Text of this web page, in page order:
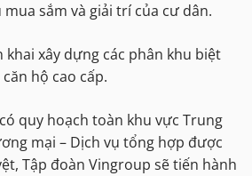
mua sắm và giải trí của cư dân.
khai xây dựng các phân khu biệt
hộ cao cấp.
quy hoạch toàn khu vực Trung
mại – Dịch vụ tổng hợp được
Tập đoàn Vingroup sẽ tiến hành